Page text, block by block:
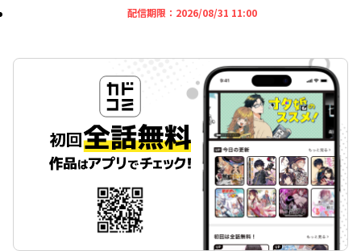
配信期限： 2026/08/31 11:002026年08月31日 11時